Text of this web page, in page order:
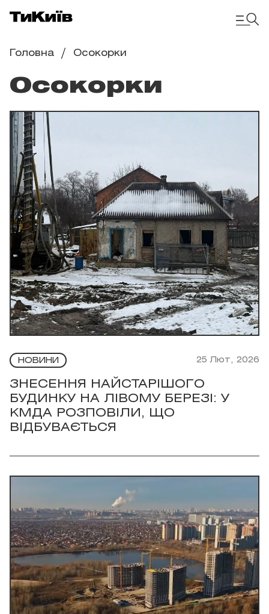
Головна Осокорки
Осокорки
НОВИНИ 25 Лют, 2026
ЗНЕСЕННЯ НАЙСТАРІШОГО
БУДИНКУ НА ЛІВОМУ БЕРЕЗІ: У
КМДА РОЗПОВІЛИ, ЩО
ВІДБУВАЄТЬСЯ